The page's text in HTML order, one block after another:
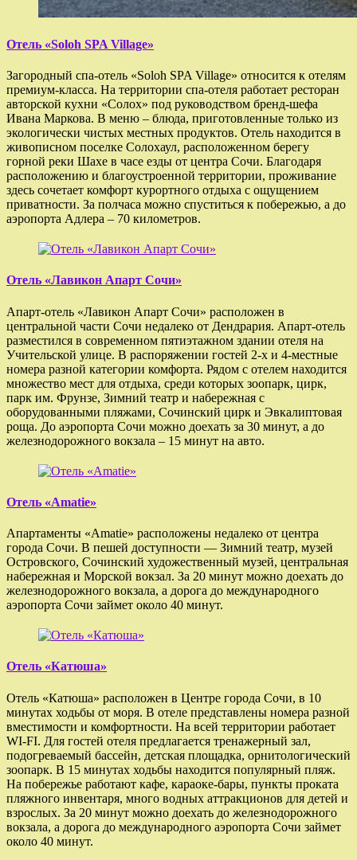
Отель «Soloh SPA Village»
Загородный спа-отель «Soloh SPA Village» относится к отелям
премиум-класса. На территории спа-отеля работает ресторан
авторской кухни «Солох» под руководством бренд-шефа
Ивана Маркова. В меню – блюда, приготовленные только из
экологически чистых местных продуктов. Отель находится в
живописном поселке Солохаул, расположенном берегу
горной реки Шахе в часе езды от центра Сочи. Благодаря
расположению и благоустроенной территории, проживание
здесь сочетает комфорт курортного отдыха с ощущением
приватности. За полчаса можно спуститься к побережью, а до
аэропорта Адлера – 70 километров.
Отель «Лавикон Апарт Сочи»
Апарт-отель «Лавикон Апарт Сочи» расположен в
центральной части Сочи недалеко от Дендрария. Апарт-отель
разместился в современном пятиэтажном здании отеля на
Учительской улице. В распоряжении гостей 2-х и 4-местные
номера разной категории комфорта. Рядом с отелем находится
множество мест для отдыха, среди которых зоопарк, цирк,
парк им. Фрунзе, Зимний театр и набережная с
оборудованными пляжами, Сочинский цирк и Эвкалиптовая
роща. До аэропорта Сочи можно доехать за 30 минут, а до
железнодорожного вокзала – 15 минут на авто.
Отель «Amatie»
Апартаменты «Amatie» расположены недалеко от центра
города Сочи. В пешей доступности — Зимний театр, музей
Островского, Сочинский художественный музей, центральная
набережная и Морской вокзал. За 20 минут можно доехать до
железнодорожного вокзала, а дорога до международного
аэропорта Сочи займет около 40 минут.
Отель «Катюша»
Отель «Катюша» расположен в Центре города Сочи, в 10
минутах ходьбы от моря. В отеле представлены номера разной
вместимости и комфортности. На всей территории работает
WI-FI. Для гостей отеля предлагается тренажерный зал,
подогреваемый бассейн, детская площадка, орнитологический
зоопарк. В 15 минутах ходьбы находится популярный пляж.
На побережье работают кафе, караоке-бары, пункты проката
пляжного инвентаря, много водных аттракционов для детей и
взрослых. За 20 минут можно доехать до железнодорожного
вокзала, а дорога до международного аэропорта Сочи займет
около 40 минут.